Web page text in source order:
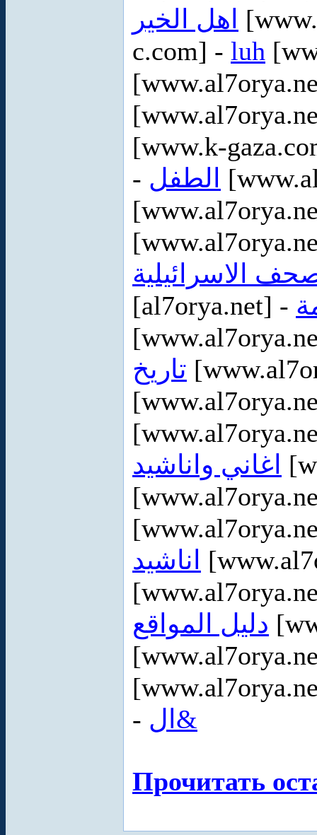
اهل الخير
c.com] - luh
[www.k-
- الطفل
الاسرائيلية
[al7orya.net] -
تاريخ
اغاني واناشيد
اناشيد
دليل المواقع
-
ال&
Прочитать